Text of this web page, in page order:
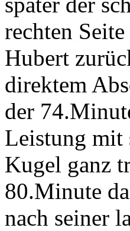
rechten
Hubert
direktem
der
Leistung mit
Kugel ganz
80.Minute
nach seiner